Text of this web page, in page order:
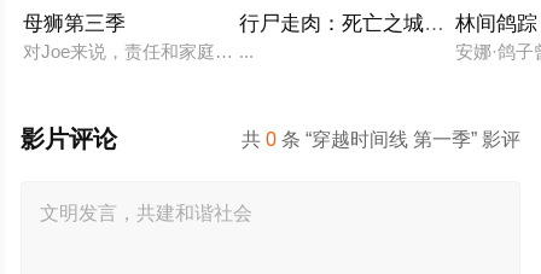
母狮第三季
对Joe来说，责任和家庭的内忧外患愈演愈烈，未知的阴谋萦绕。
行尸走肉：死亡之城第三季
...
林间鸽踪
安娜·鸽
共0 条 “穿越时间线 第一季” 影评
影片评论